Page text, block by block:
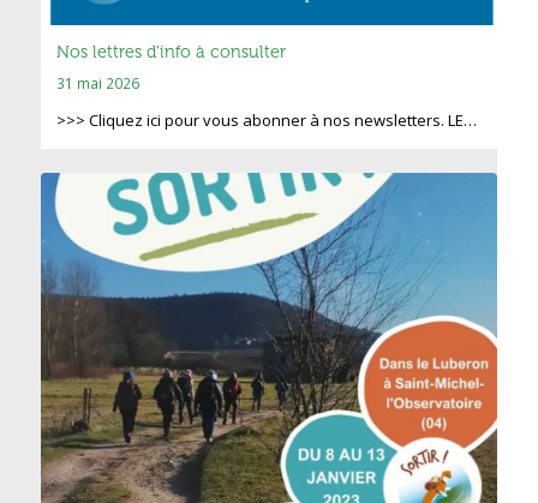
Nos lettres d’info à consulter
31 mai 2026
>>> Cliquez ici pour vous abonner à nos newsletters. LE…